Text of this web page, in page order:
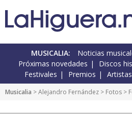
MUSICALIA: Noticias
Próximas novedades
Discos
Festivales
Premios Artistas
Musicalia >Alejandro Fernández > Fotos >